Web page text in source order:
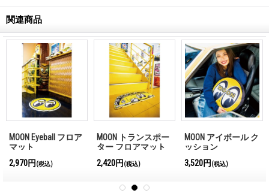
関連商品
MOON Eyeball フロア
マット
2,970円 (税込)
MOON トランスポー
ター フロアマット
2,420円 (税込)
MOON アイボール ク
ッション
3,520円 (税込)